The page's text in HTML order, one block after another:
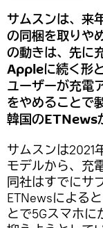
サムスンは、来
の同梱を取りや
の動きは、先に
Appleに続く形
ユーザーが充電
をやめることで
韓国のETNews
サムスンは2021
モデルから、充
同社はすでにサ
ETNewsによる
とで5Gスマホに